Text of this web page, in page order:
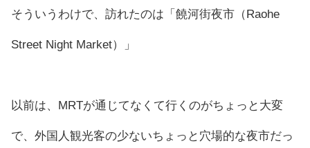
そういうわけで、訪れたのは「饒河街夜市（Raohe
Street Night Market）」
以前は、MRTが通じてなくて行くのがちょっと大変
で、外国人観光客の少ないちょっと穴場的な夜市だっ